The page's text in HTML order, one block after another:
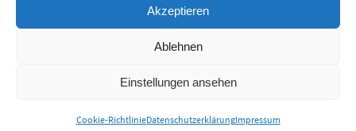
Akzeptieren
Ablehnen
Einstellungen ansehen
Cookie-RichtlinieDatenschutzerklärungImpressum
Präsentiert vonNirvana&WordPress.